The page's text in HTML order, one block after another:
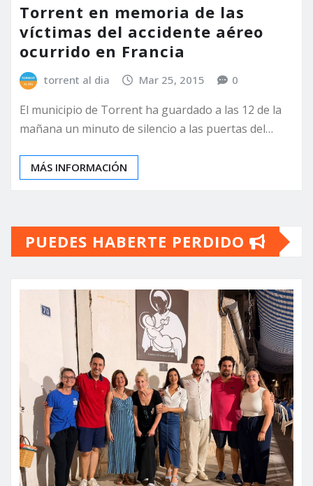
Torrent en memoria de las
víctimas del accidente aéreo
ocurrido en Francia
torrent al dia Mar 25, 2015 0
El municipio de Torrent ha guardado a las 12 de la
mañana un minuto de silencio a las puertas del…
MÁS INFORMACIÓN
PUEDES HABERTE PERDIDO